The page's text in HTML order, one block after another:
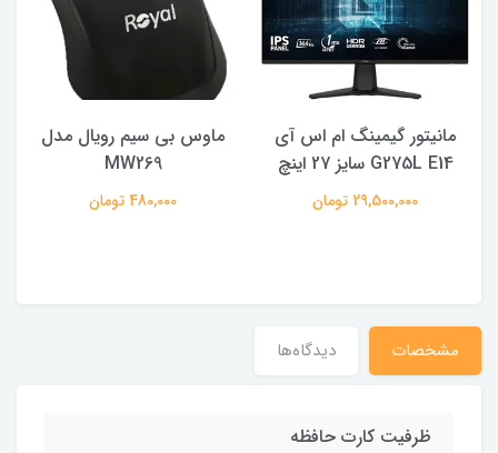
مانیتور گیمینگ ام اس آی
G275L E14 سایز 27 اینچ
29,500,000 تومان
ماوس بی سیم رویال مدل
MW269
480,000 تومان
مشخصات دیدگاه‌ها
ظرفیت کارت حافظه